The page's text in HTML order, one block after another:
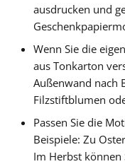
ausdrucken und
Wenn Sie die
aus Tonkarton
Außenwand nach
Filzstiftblumen
Passen Sie die
Beispiele: Zu
Im Herbst